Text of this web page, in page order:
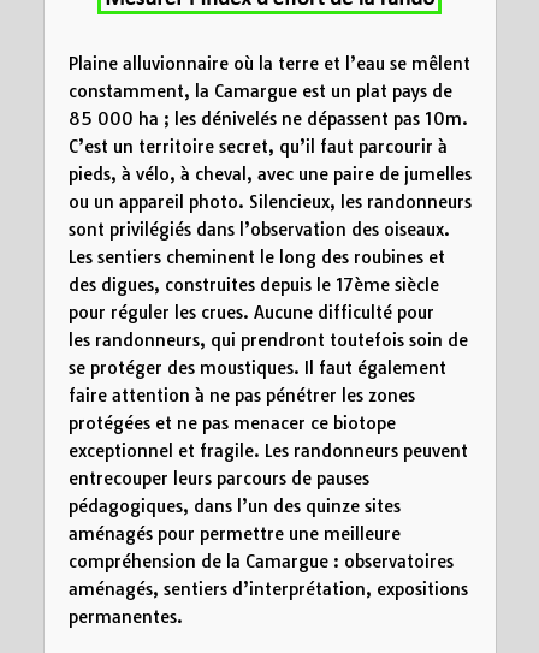
Plaine alluvionnaire où la terre et l’eau se mêlent
constamment, la Camargue est un plat pays de
85 000 ha ; les dénivelés ne dépassent pas 10m.
C’est un territoire secret, qu’il faut parcourir à
pieds, à vélo, à cheval, avec une paire de jumelles
ou un appareil photo. Silencieux, les randonneurs
sont privilégiés dans l’observation des oiseaux.
Les sentiers cheminent le long des roubines et
des digues, construites depuis le 17ème siècle
pour réguler les crues. Aucune difficulté pour
les randonneurs, qui prendront toutefois soin de
se protéger des moustiques. Il faut également
faire attention à ne pas pénétrer les zones
protégées et ne pas menacer ce biotope
exceptionnel et fragile. Les randonneurs peuvent
entrecouper leurs parcours de pauses
pédagogiques, dans l’un des quinze sites
aménagés pour permettre une meilleure
compréhension de la Camargue : observatoires
aménagés, sentiers d’interprétation, expositions
permanentes.